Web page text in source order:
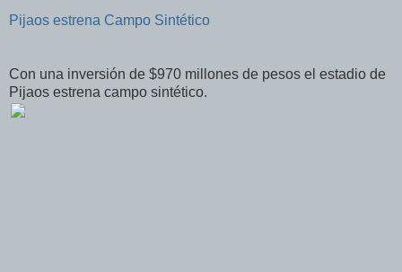
Pijaos estrena Campo Sintético
Con una inversión de $970 millones de pesos el estadio de
Pijaos estrena campo sintético.